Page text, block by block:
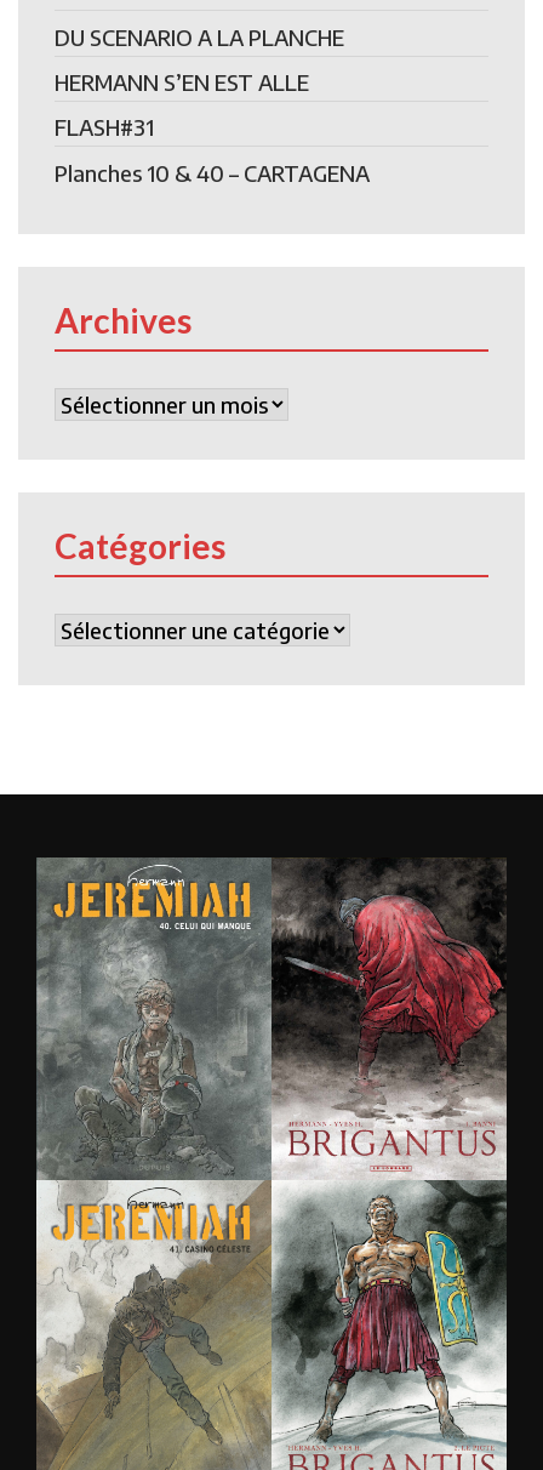
DU SCENARIO A LA PLANCHE
HERMANN S’EN EST ALLE
FLASH#31
Planches 10 & 40 – CARTAGENA
Archives
Archives
Catégories
Catégories